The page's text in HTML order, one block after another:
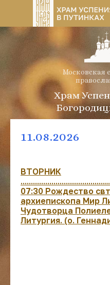
Храм
Московская
11.08.2026
ВТОРНИК
07:30 Рождество
архиепископа Мир
Чудотворца
Литургия. (о.